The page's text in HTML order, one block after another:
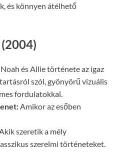
és könnyen átélhető
Noah és Allie története az igaz
szól, gyönyörű vizuális
fordulatokkal.
Amikor az esőben
szeretik a mély
szerelmi történeteket.